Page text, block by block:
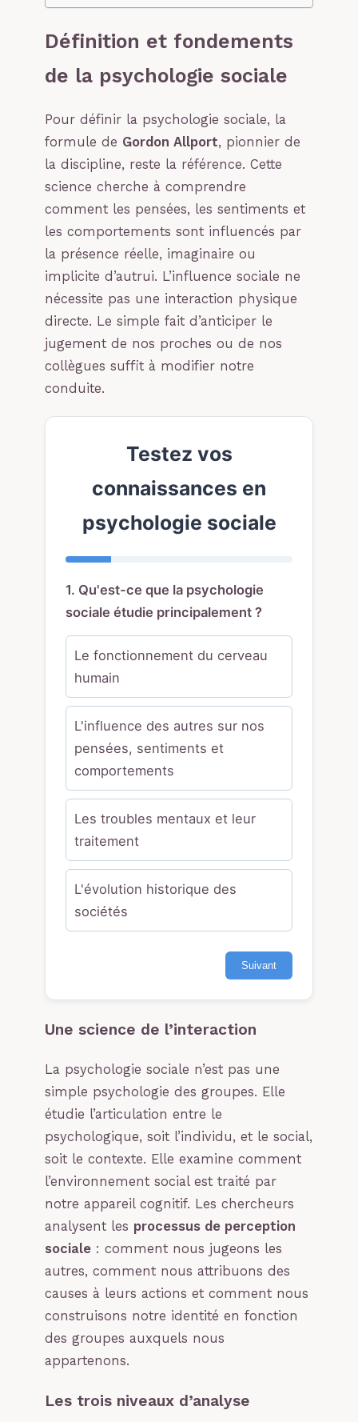
Définition et fondements
de la psychologie sociale
Pour définir la psychologie sociale, la
formule de Gordon Allport, pionnier de
la discipline, reste la référence. Cette
science cherche à comprendre
comment les pensées, les sentiments et
les comportements sont influencés par
la présence réelle, imaginaire ou
implicite d’autrui. L’influence sociale ne
nécessite pas une interaction physique
directe. Le simple fait d’anticiper le
jugement de nos proches ou de nos
collègues suffit à modifier notre
conduite.
Testez vos
connaissances en
psychologie sociale
1. Qu'est-ce que la psychologie
sociale étudie principalement ?
Le fonctionnement du cerveau
humain
L'influence des autres sur nos
pensées, sentiments et
comportements
Les troubles mentaux et leur
traitement
L'évolution historique des
sociétés
Suivant
Une science de l’interaction
La psychologie sociale n’est pas une
simple psychologie des groupes. Elle
étudie l’articulation entre le
psychologique, soit l’individu, et le social,
soit le contexte. Elle examine comment
l’environnement social est traité par
notre appareil cognitif. Les chercheurs
analysent les processus de perception
sociale : comment nous jugeons les
autres, comment nous attribuons des
causes à leurs actions et comment nous
construisons notre identité en fonction
des groupes auxquels nous
appartenons.
Les trois niveaux d’analyse